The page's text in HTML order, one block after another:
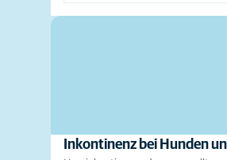
Inkontinenz bei Hunden